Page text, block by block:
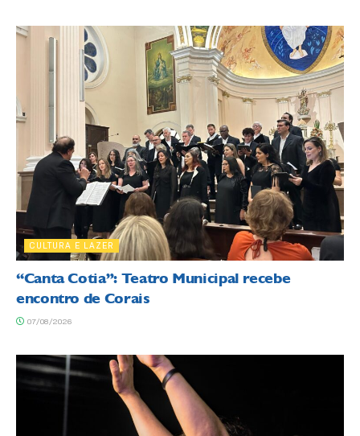
CULTURA E LAZER
“Canta Cotia”: Teatro Municipal recebe
encontro de Corais
07/08/2026